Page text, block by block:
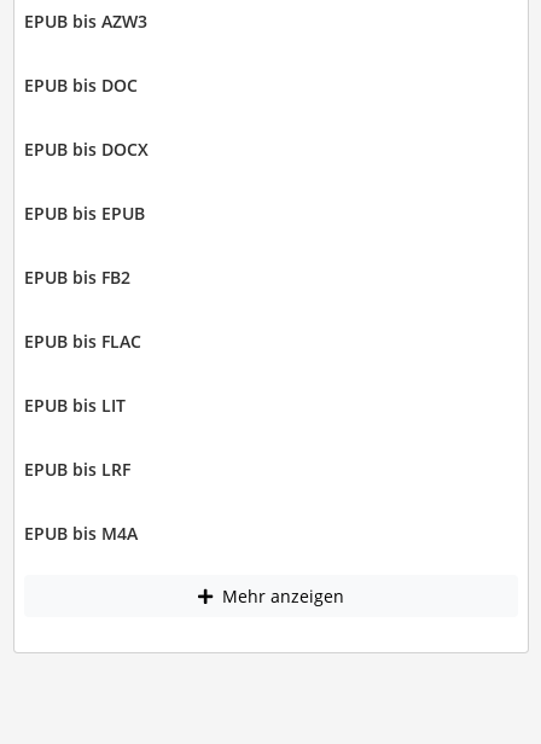
EPUB bis AZW3
EPUB bis DOC
EPUB bis DOCX
EPUB bis EPUB
EPUB bis FB2
EPUB bis FLAC
EPUB bis LIT
EPUB bis LRF
EPUB bis M4A
Mehr anzeigen